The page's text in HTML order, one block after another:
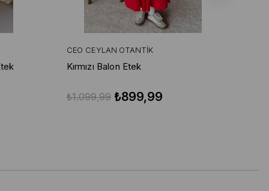
CEO CEYLAN OTANTIK
Kırmızı Balon Etek
₺899,99
₺1.099,99